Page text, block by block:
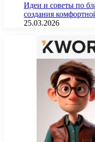
Идеи и советы по
создания
25.03.2026